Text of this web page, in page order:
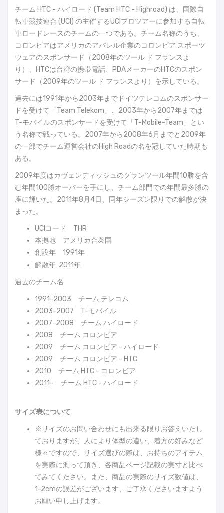
チーム HTC - ハイロード (Team HTC - Highroad) は、国際自
転車競技連合 (UCI) の主催するUCIプロツアーに参加する自転
車ロードレースのチームの一つである。チーム名称のうち、
コロンビアはアメリカのアパレル企業のコロンビア スポーツ
ウェアのスポンサード（2008年のツール ド フランスよ
り）、HTCは台湾の携帯電話、PDAメーカーのHTCのスポン
サード（2009年のツール ド フランスより）を示している。
過去には1991年から2003年までドイツテレコムのスポンサー
ドを受けて「Team Telekom」、2003年から2007年までは
T-モバイルのスポンサードを受けて「T-Mobile-Team」とい
う名称で戦っている。2007年から2008年6月までと2009年
の一部でチーム運営会社のHigh Roadの名を冠していた時期も
ある。
2009年度はカヴェンディッシュのグランツール年間10勝を含
む年間100勝オーバーを手にし、チーム部門での年間最多勝の
座に輝いた。2011年8月4日、同年シーズン限りでの解散が決
まった。
UCIコード THR
本拠地 アメリカ合衆国
創設年 1991年
解散年 2011年
過去のチーム名
1991–2003 チーム テレコム
2003–2007 T-モバイル
2007–2008 チーム ハイロード
2008 チーム コロンビア
2009 チーム コロンビア - ハイロード
2009 チーム コロンビア - HTC
2010 チーム HTC - コロンビア
2011– チーム HTC - ハイロード
サイズ表について
※サイズのお問い合わせにも出来る限りお答えいたし
ておりますが、人により体型の違い、着方の好みなど
様々ですので、サイズ選びの際は、お持ちのアイテム
を実際に測って頂き、各商品ページ記載の実寸と比べ
てみてください。また、商品の実際のサイズ数値は、
1-2cmの誤差がございます、ご了承くださいますよう
お願い申し上げます。